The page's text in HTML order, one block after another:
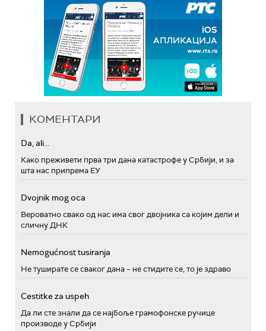
КОМЕНТАРИ
Da, ali...
Како преживети прва три дана катастрофе у Србији, и за
шта нас припрема ЕУ
Dvojnik mog oca
Вероватно свако од нас има свог двојника са којим дели и
сличну ДНК
Nemogućnost tusiranja
Не туширате се сваког дана – не стидите се, то је здраво
Cestitke za uspeh
Да ли сте знали да се најбоље грамофонске ручице
производе у Србији